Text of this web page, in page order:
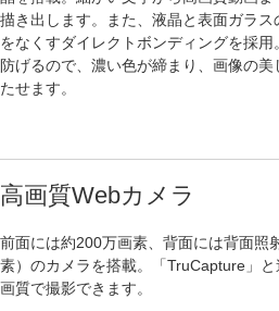
描き出します。また、液晶と表面ガラス
をなくすダイレクトボンディングを採用
防げるので、濃い色が締まり、画像の美
たせます。
高画質Webカメラ
前面には約200万画素、背面には背面照
素）のカメラを搭載。「TruCapture」
画質で撮影できます。